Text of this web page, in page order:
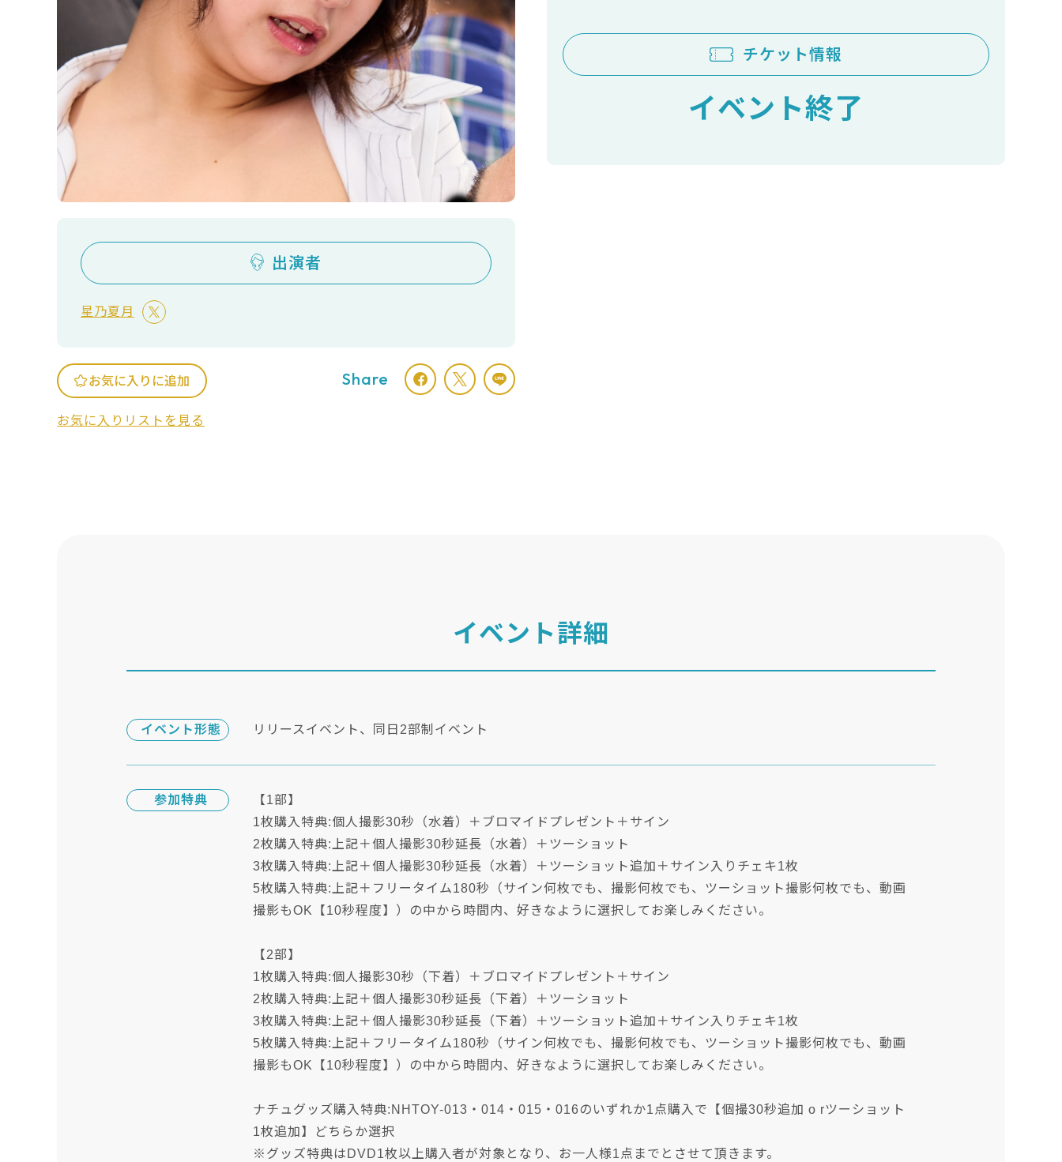
出演者
星乃夏月
お気に入りに追加
お気に入りリストを見る
Share
チケット情報
イベント終了
イベント詳細
イベント形態 リリースイベント、同日2部制イベント
参加特典
【1部】
1枚購入特典:個人撮影30秒（水着）＋ブロマイドプレゼント＋サイン
2枚購入特典:上記＋個人撮影30秒延長（水着）＋ツーショット
3枚購入特典:上記＋個人撮影30秒延長（水着）＋ツーショット追加＋サイン入りチェキ1枚
5枚購入特典:上記＋フリータイム180秒（サイン何枚でも、撮影何枚でも、ツーショット撮影何枚でも、動画
撮影もOK【10秒程度】）の中から時間内、好きなように選択してお楽しみください。
【2部】
1枚購入特典:個人撮影30秒（下着）＋ブロマイドプレゼント＋サイン
2枚購入特典:上記＋個人撮影30秒延長（下着）＋ツーショット
3枚購入特典:上記＋個人撮影30秒延長（下着）＋ツーショット追加＋サイン入りチェキ1枚
5枚購入特典:上記＋フリータイム180秒（サイン何枚でも、撮影何枚でも、ツーショット撮影何枚でも、動画
撮影もOK【10秒程度】）の中から時間内、好きなように選択してお楽しみください。
ナチュグッズ購入特典:NHTOY-013・014・015・016のいずれか1点購入で【個撮30秒追加 o rツーショット
1枚追加】どちらか選択
※グッズ特典はDVD1枚以上購入者が対象となり、お一人様1点までとさせて頂きます。